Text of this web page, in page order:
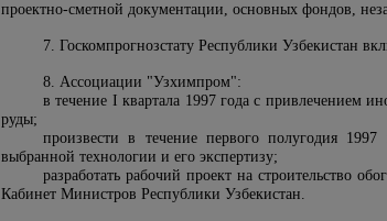
проектно-сметной документации, основных фондов,
7. Госкомпрогнозстату Республики Узбекистан
8. Ассоциации "Узхимпром":
в течение I квартала 1997 года с привлечением
руды;
произвести в течение первого полугодия
выбранной технологии и его экспертизу;
разработать рабочий проект на строительство
Кабинет Министров Республики Узбекистан.